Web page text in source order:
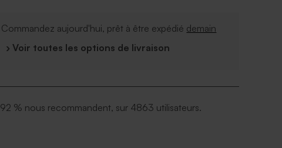
Commandez aujourd'hui, prêt à être expédié demain
› Voir toutes les options de livraison
92 % nous recommandent, sur 4863 utilisateurs.